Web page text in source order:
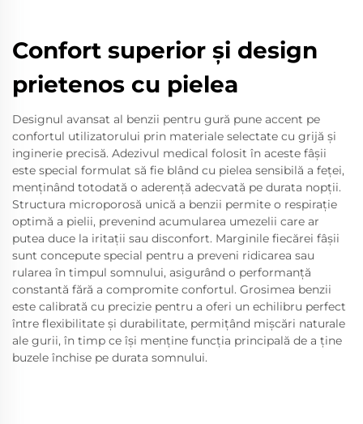
Confort superior și design
prietenos cu pielea
Designul avansat al benzii pentru gură pune accent pe
confortul utilizatorului prin materiale selectate cu grijă și
inginerie precisă. Adezivul medical folosit în aceste fâșii
este special formulat să fie blând cu pielea sensibilă a feței,
menținând totodată o aderență adecvată pe durata nopții.
Structura microporosă unică a benzii permite o respirație
optimă a pielii, prevenind acumularea umezelii care ar
putea duce la iritații sau disconfort. Marginile fiecărei fâșii
sunt concepute special pentru a preveni ridicarea sau
rularea în timpul somnului, asigurând o performanță
constantă fără a compromite confortul. Grosimea benzii
este calibrată cu precizie pentru a oferi un echilibru perfect
între flexibilitate și durabilitate, permițând mișcări naturale
ale gurii, în timp ce își menține funcția principală de a ține
buzele închise pe durata somnului.